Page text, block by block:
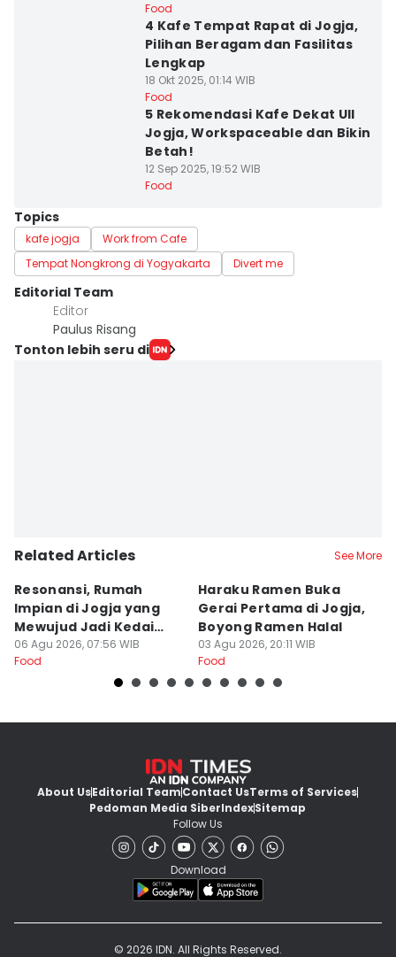
Food
4 Kafe Tempat Rapat di Jogja,
Pilihan Beragam dan Fasilitas
Lengkap
18 Okt 2025, 01:14 WIB
Food
5 Rekomendasi Kafe Dekat UII
Jogja, Workspaceable dan Bikin
Betah!
12 Sep 2025, 19:52 WIB
Food
Topics
kafe jogja
Work from Cafe
Tempat Nongkrong di Yogyakarta
Divert me
Editorial Team
Editor
Paulus Risang
Tonton lebih seru di
Related Articles See More
Resonansi, Rumah
Impian di Jogja yang
Mewujud Jadi Kedai
Ramen dan Burger
06 Agu 2026, 07:56 WIB
Food
Haraku Ramen Buka
Gerai Pertama di Jogja,
Boyong Ramen Halal
03 Agu 2026, 20:11 WIB
Food
About UsEditorial TeamContact UsTerms of Services
Pedoman Media SiberIndexSitemap
Follow Us
Download
© 2026 IDN. All Rights Reserved.